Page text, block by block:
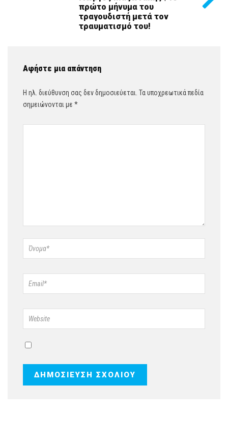
πρώτο μήνυμα του
τραγουδιστή μετά τον
τραυματισμό του!
Αφήστε μια απάντηση
Η ηλ. διεύθυνση σας δεν δημοσιεύεται. Τα υποχρεωτικά πεδία
σημειώνονται με *